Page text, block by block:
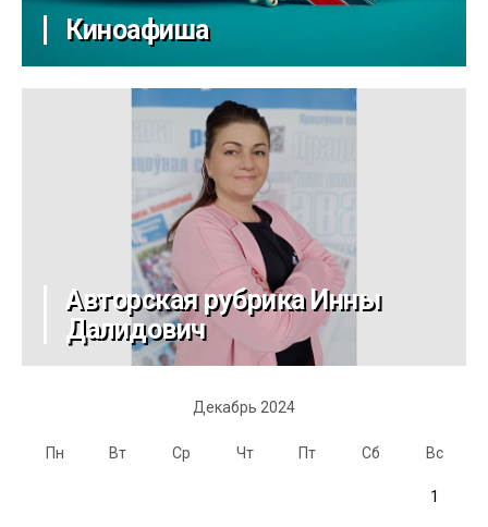
Киноафиша
Авторская рубрика Инны
Далидович
Декабрь 2024
Пн Вт Ср Чт Пт Сб Вс
1